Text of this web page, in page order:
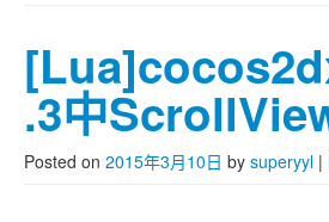
.3中
Posted on 2015年3月10日 by superyyl |